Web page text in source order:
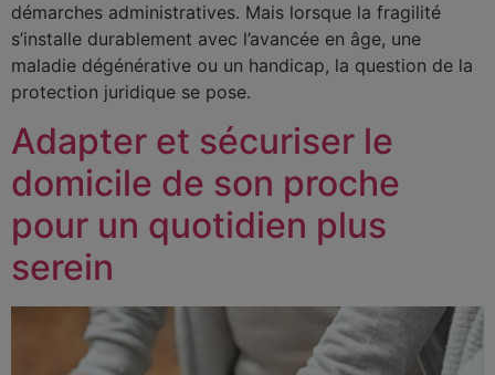
démarches administratives. Mais lorsque la fragilité
s’installe durablement avec l’avancée en âge, une
maladie dégénérative ou un handicap, la question de la
protection juridique se pose.
Adapter et sécuriser le
domicile de son proche
pour un quotidien plus
serein